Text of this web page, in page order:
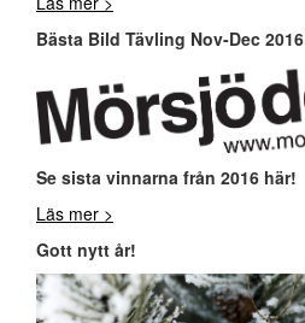
Bästa Bild Tävling Nov-Dec 2016
Se sista vinnarna från 2016 här!
Läs mer >
Gott nytt år!